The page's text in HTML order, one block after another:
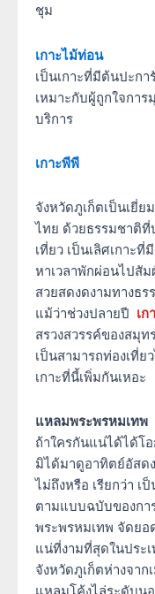
ชุม
เกาะไม้ท่อน
เป็นเกาะที่มีต้นปะกา
เหมาะกับผู้ถูกใจกา
บริการ
เกาะพีพี
จังหวัดภูเก็ตเป็นเยี่
ไทย ด้วยธรรมชาติ
เที่ยว เป็นเลิศเกาะ
หาเวลาพักผ่อนไปสั
สวยสดงดงามทางธ
แม้ว่าช่วงปลายปี เก
สรวงสวรรค์ของสมุ
เป็นสามารถท่องเที่
เกาะที่นี้เพิ่มกันเหอะ
แหลมพระพรหมเทพ
ถ้าใครกันแน่ได้ได้โ
มิได้มาดูอาทิตย์อัสด
ไม่ถึงหรือ เรียกว่า เ
ตามแบบฉบับของกา
พระพรหมเทพ จัดย
แน่ที่งามที่สุดในประ
จังหวัดภูเก็ตห่างจาก